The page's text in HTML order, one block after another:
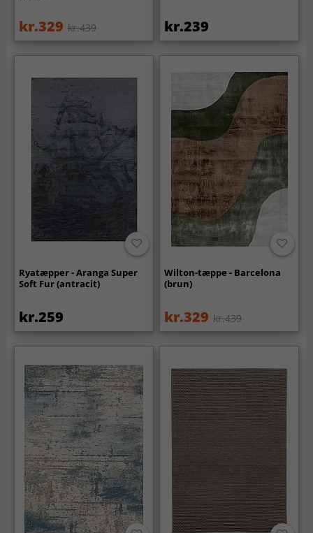
kr.329 kr.439 kr.239
Ryatæpper - Aranga Super
Soft Fur (antracit)
kr.259
Wilton-tæppe - Barcelona
(brun)
kr.329 kr.439